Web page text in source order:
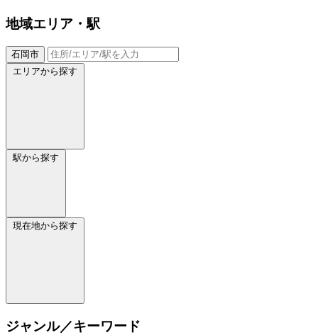
地域エリア・駅
石岡市
エリアから探す
駅から探す
現在地から探す
ジャンル／キーワード